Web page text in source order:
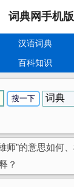
词典网手机版
汉语词典
百科知识
师”的意思如何
？